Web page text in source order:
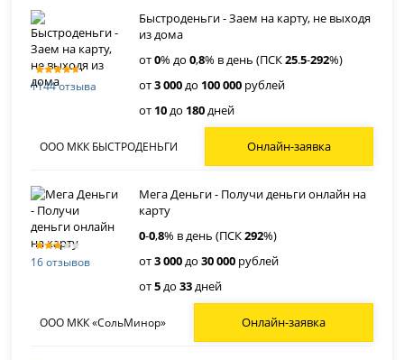
1144 отзыва
Быстроденьги - Заем на карту, не выходя
из дома
от0% до0,8% в день (ПСК25.5-292%)
от3 000до 100 000 рублей
от 10до 180дней
ООО МКК БЫСТРОДЕНЬГИ Онлайн-заявка
16 отзывов
Мега Деньги - Получи деньги онлайн на
карту
0-0,8% в день (ПСК292%)
от3 000до30 000 рублей
от5до33дней
ООО МКК «СольМинор» Онлайн-заявка